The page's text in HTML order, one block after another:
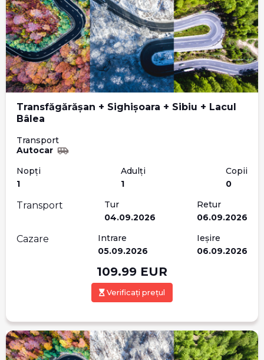
Transfăgărășan + Sighișoara + Sibiu + Lacul
Bâlea
Transport
Autocar
Nopți
1
Adulți
1
Copii
0
Transport
Tur
04.09.2026
Retur
06.09.2026
Cazare
Intrare
05.09.2026
Ieșire
06.09.2026
109.99 EUR
Verificați prețul